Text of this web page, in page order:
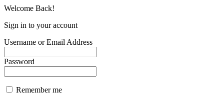
Welcome Back!
Sign in to your account
Username or Email Address
Password
Remember me